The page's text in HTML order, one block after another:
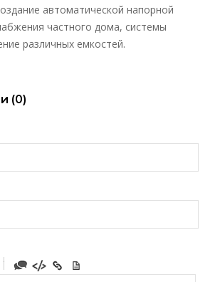
автоматической напорной
частного дома, системы
различных емкостей.
(0)
-
-